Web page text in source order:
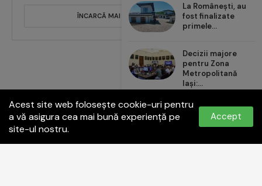
ÎNCARCĂ MAI MULTE POSTĂRI
Acest site web folosește cookie-uri pentru
a vă asigura cea mai bună experiență pe
site-ul nostru.
Accept
La Românești, au
fost finalizate
primele...
Decizii majore
pentru Zona
Metropolitană
Iași:...
Carrefour România
aduce noul val de...